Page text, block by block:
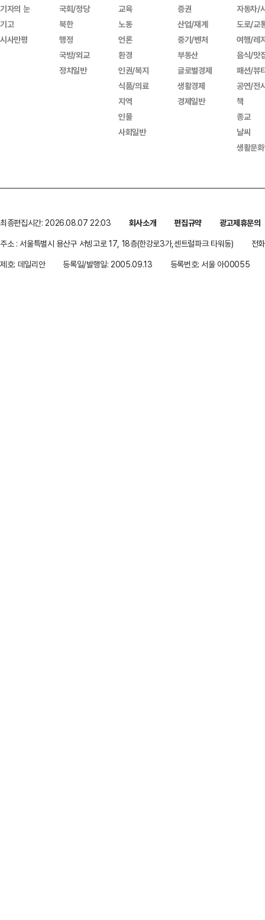
기자의 눈
기고
시사만평
국회/정당
북한
행정
국방/외교
정치일반
교육
노동
언론
환경
인권/복지
식품/의료
지역
인물
사회일반
증권
산업/재계
중기/벤처
부동산
글로벌경제
생활경제
경제일반
자동차/
도로/교
여행/레
음식/맛
패션/뷰
공연/전
책
종교
날씨
생활문
최종편집시간: 2026.08.07 22:03 회사소개 편집규약
광고제휴문의
주소 : 서울특별시 용산구 서빙고로 17, 18층(한강로3가,센트럴파크 타워동)
전
제호: 데일리안
등록일/발행일: 2005.09.13 등록번호: 서울 아00055